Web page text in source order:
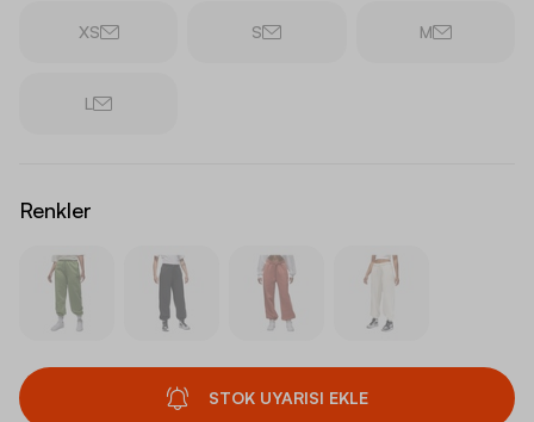
XS S M
L
Renkler
STOK UYARISI EKLE